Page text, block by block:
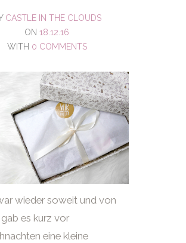
CASTLE IN THE CLOUDS
ON 18.12.16
WITH 0 COMMENTS
wieder soweit und von
es kurz vor
eine kleine